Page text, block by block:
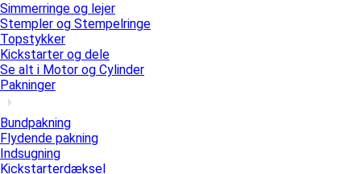
Simmerringe og lejer
Stempler og Stempelringe
Topstykker
Kickstarter og dele
Se alt i Motor og Cylinder
Pakninger
Bundpakning
Flydende pakning
Indsugning
Kickstarterdæksel